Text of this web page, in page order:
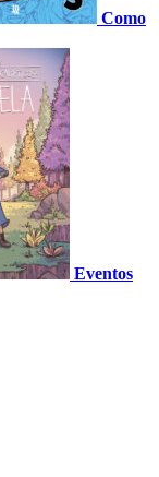
Como
Eventos